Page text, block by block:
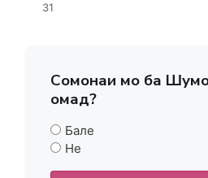
31
Сомонаи мо ба
омад?
Бале
Не